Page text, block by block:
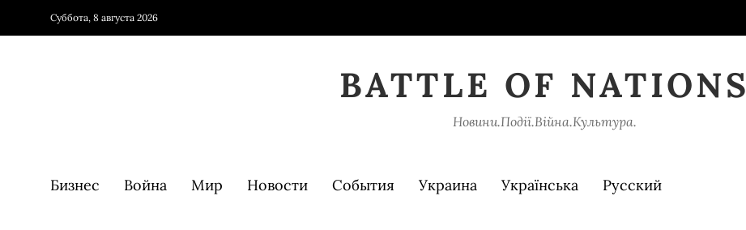
Суббота, 8 августа 2026
BATTLE OF NATIONS
Новини.Події.Війна.Культура.
Бизнес Война Мир Новости События Украина Українська Русский